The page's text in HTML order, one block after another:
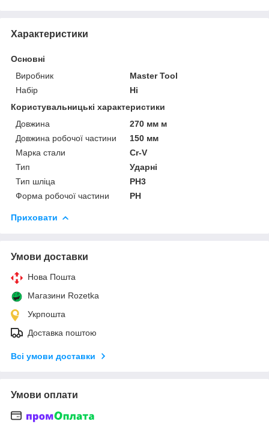
Характеристики
Основні
Виробник
Master Tool
Набір
Ні
Користувальницькі характеристики
Довжина
270 мм м
Довжина робочої частини
150 мм
Марка стали
Cr-V
Тип
Ударні
Тип шліца
PH3
Форма робочої частини
PH
Приховати
Умови доставки
Нова Пошта
Магазини Rozetka
Укрпошта
Доставка поштою
Всі умови доставки
Умови оплати